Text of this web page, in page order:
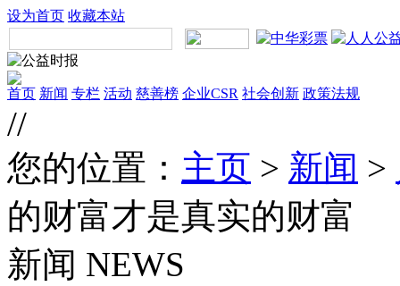
设为首页 收藏本站
首页 新闻 专栏 活动 慈善榜 企业CSR 社会创新 政策法规
//
您的位置： 主页 > 新闻 >
的财富才是真实的财富
新闻 NEWS